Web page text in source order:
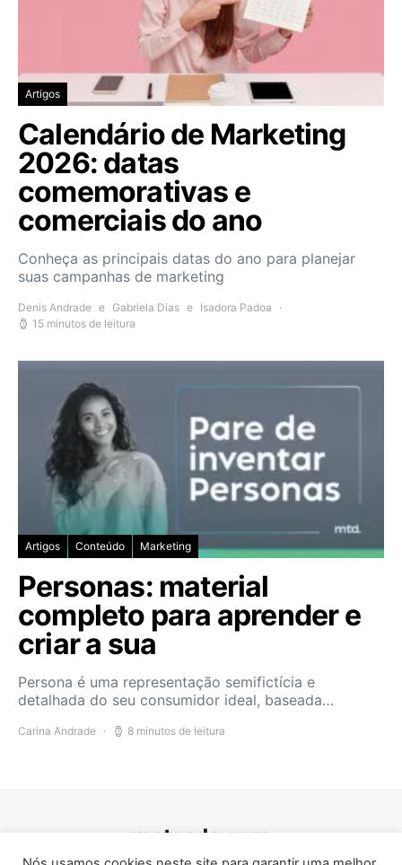
Artigos
Calendário de Marketing
2026: datas
comemorativas e
comerciais do ano
Conheça as principais datas do ano para planejar
suas campanhas de marketing
Denis Andrade e Gabriela Dias e Isadora Padoa
15 minutos de leitura
Artigos Conteúdo Marketing
Personas: material
completo para aprender e
criar a sua
Persona é uma representação semifictícia e
detalhada do seu consumidor ideal, baseada…
Carina Andrade 8 minutos de leitura
mateada.com